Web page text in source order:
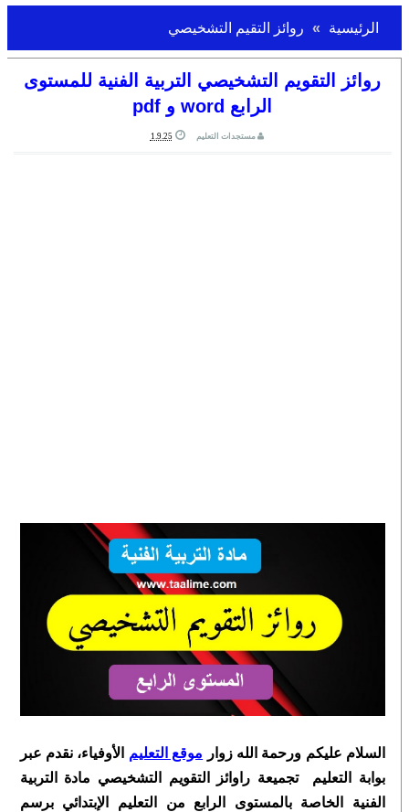
الرئيسية روائز التقيم التشخيصي
روائز التقويم التشخيصي التربية الفنية للمستوى
الرابع word و pdf
مستجدات التعليم 1.9.25
السلام عليكم ورحمة الله زوار موقع التعليم الأوفياء، نقدم عبر
بوابة التعليم تجميعة راوائز التقويم التشخيصي مادة التربية
الفنية الخاصة بالمستوى الرابع من التعليم الإبتدائي برسم